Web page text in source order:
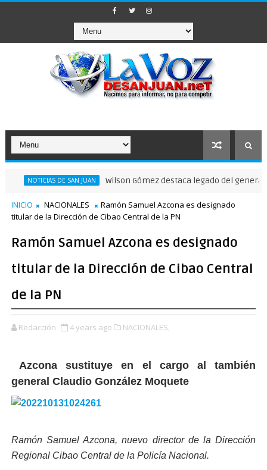
DE SAN JUAN Wilson Gómez destaca legado del general
INICIO NACIONALES
Ramón Samuel Azcona es designado
titular de la Dirección de Cibao Central de la PN
Ramón Samuel Azcona es designado
titular de la Dirección de Cibao Central
de la PN
Redacción 4 years ago NACIONALES,
Azcona sustituye en el cargo al también
general Claudio González Moquete
Ramón Samuel Azcona, nuevo director de la Dirección
Regional Cibao Central de la Policía Nacional.